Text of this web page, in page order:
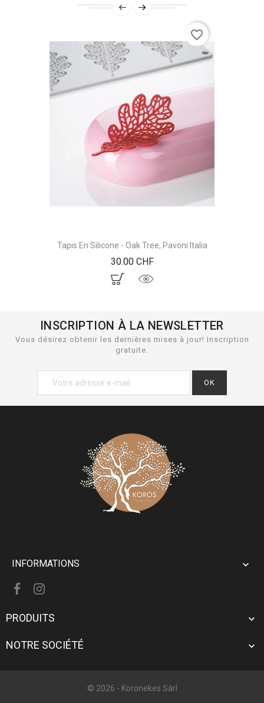
Tapis En Silicone - Oak Tree, Pavoni Italia
30.00 CHFPrix
favorite_border
INSCRIPTION À LA NEWSLETTER
Vous désirez obtenir les dernières mises à jour! Inscription
gratuite.
INFORMATIONS 
PRODUITS 
NOTRE SOCIÉTÉ 
© 2026 - Koronekes Sàrl